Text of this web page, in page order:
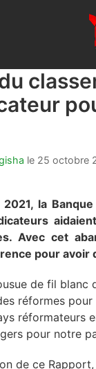
le 25 octobre
la
Avec cet
pour avoir
de fil blanc
réformes
réformateurs
pour notre
de ce